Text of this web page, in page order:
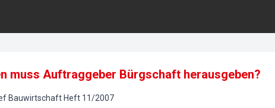
muss Auftraggeber Bürgschaft herausgeben?
Bauwirtschaft Heft 11/2007